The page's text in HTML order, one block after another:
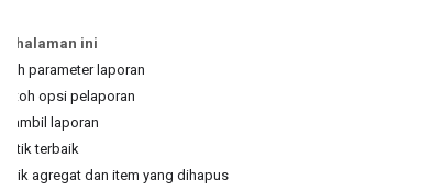
halaman ini
parameter laporan
opsi pelaporan
laporan
terbaik
agregat dan item yang dihapus